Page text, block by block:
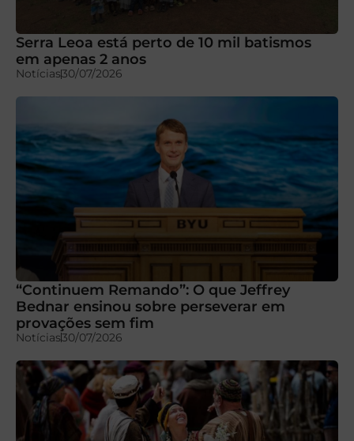
Serra Leoa está perto de 10 mil batismos
em apenas 2 anos
Notícias30/07/2026
“Continuem Remando”: O que Jeffrey
Bednar ensinou sobre perseverar em
provações sem fim
Notícias30/07/2026